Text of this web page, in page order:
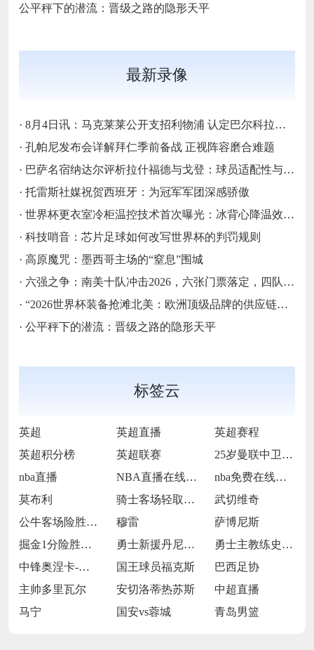
公平秤下的潜流：晋级之路的隐形天平
最新录像
· 8月4日讯：马克莱莱公开支招利物浦 认定巴尔科拉是萨拉赫完美替代者
· 孔帕尼发布会详解拜仁季前备战 正视阵容磨合难题
· 巴萨名宿纳达尔评析拉什福德与戈登：球员适配性与战术融入前景探讨
· 托雷斯社媒祝贺西班牙：为冠军军团深感骄傲
· 世界杯更衣室冷柜温控技术首次曝光：冰背心降温效率关键数据深度拆解
· 科技哨音：芯片足球如何改写世界杯的判罚规则
· 高原魔咒：墨西哥主场的“窒息”围城
· 六强之争：南美十队冲击2026，六张门票落定，四队梦碎
· “2026世界杯装备抢滩北美：欧洲顶级品牌的供应链时效突围战”
· 公平秤下的潜流：晋级之路的隐形天平
标签云
英超 英超直播
英超赛程
英超积分榜
英超联赛
25岁曼联中卫德里赫特
nba直播
NBA直播在线观看
nba免费在线高清直播
莫布利
骑士客场轻取篮网
武切维奇
公牛客场险胜猛龙
穆雷
萨博尼斯
掘金1分险胜国王
勇士新援丹尼斯-施罗德
勇士主教练史蒂夫-科尔
中锋奥涅卡-奥孔古
国王球员福克斯
巴西足协
主帅多里瓦尔
安切洛蒂热苏斯
中超直播
马宁
国安vs蓉城 青岛男篮